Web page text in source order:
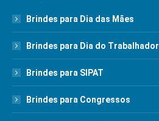
Brindes para Dia das Mães
Brindes para Dia do Trabalhador
Brindes para SIPAT
Brindes para Congressos